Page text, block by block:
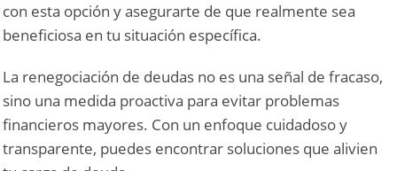
con esta opción y asegurarte de que realmente sea
beneficiosa en tu situación específica.
La renegociación de deudas no es una señal de fracaso,
sino una medida proactiva para evitar problemas
financieros mayores. Con un enfoque cuidadoso y
transparente, puedes encontrar soluciones que alivien